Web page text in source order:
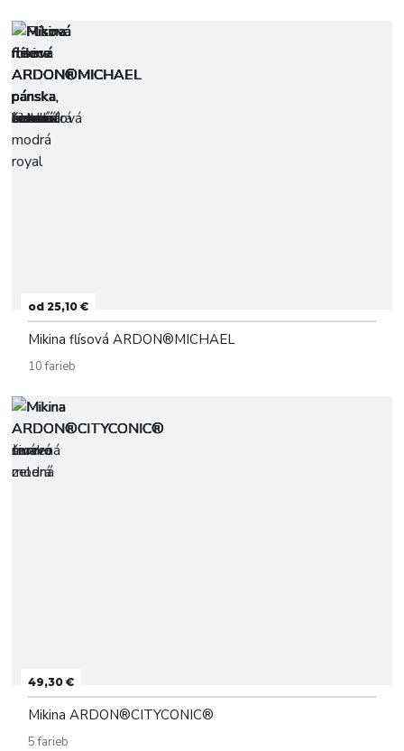
od 25,10 €
Mikina flísová ARDON®MICHAEL
10 farieb
49,30 €
Mikina ARDON®CITYCONIC®
5 farieb